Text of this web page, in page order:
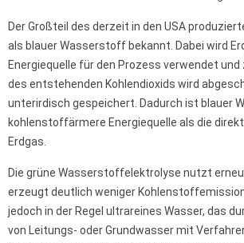
Der Großteil des derzeit in den USA
als blauer Wasserstoff bekannt. Dabei wird
Energiequelle für den Prozess verwendet und
des entstehenden Kohlendioxids wird
unterirdisch gespeichert. Dadurch ist blauer
kohlenstoffärmere Energiequelle als die
Erdgas.
Die grüne Wasserstoffelektrolyse nutzt
erzeugt deutlich weniger
jedoch in der Regel ultrareines Wasser, das
von Leitungs- oder Grundwasser mit